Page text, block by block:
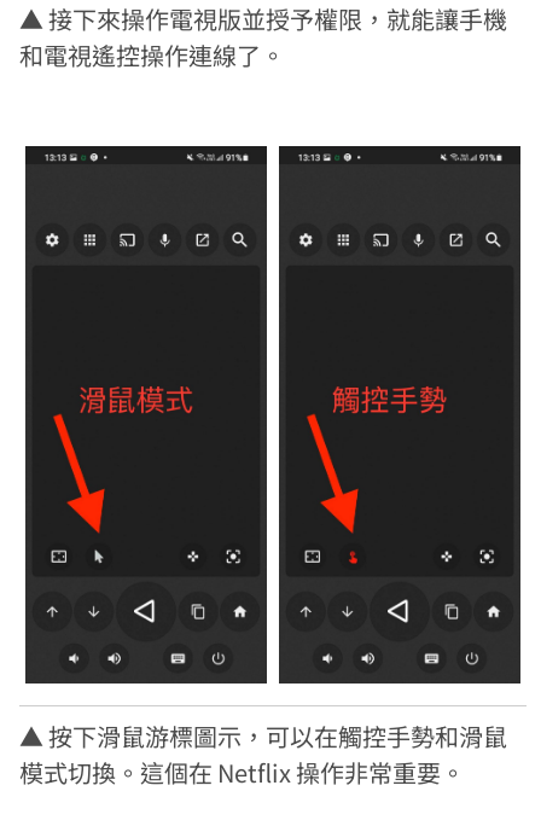
▲ 接下來操作電視版並授予權限，就能讓手機
和電視遙控操作連線了。
▲ 按下滑鼠游標圖示，可以在觸控手勢和滑鼠
模式切換。這個在 Netflix 操作非常重要。